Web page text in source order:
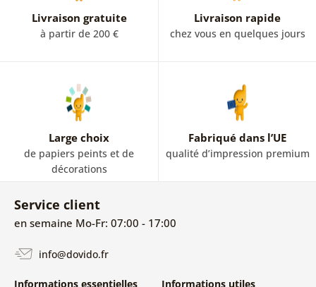
Livraison gratuite
à partir de 200 €
Livraison rapide
chez vous en quelques jours
Large choix
de papiers peints et de
décorations
Fabriqué dans l’UE
qualité d’impression premium
Service client
en semaine Mo-Fr: 07:00 - 17:00
info@dovido.fr
Informations essentielles Informations utiles